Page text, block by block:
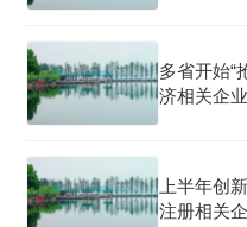
多省开始“
济相关企
上半年创
注册相关